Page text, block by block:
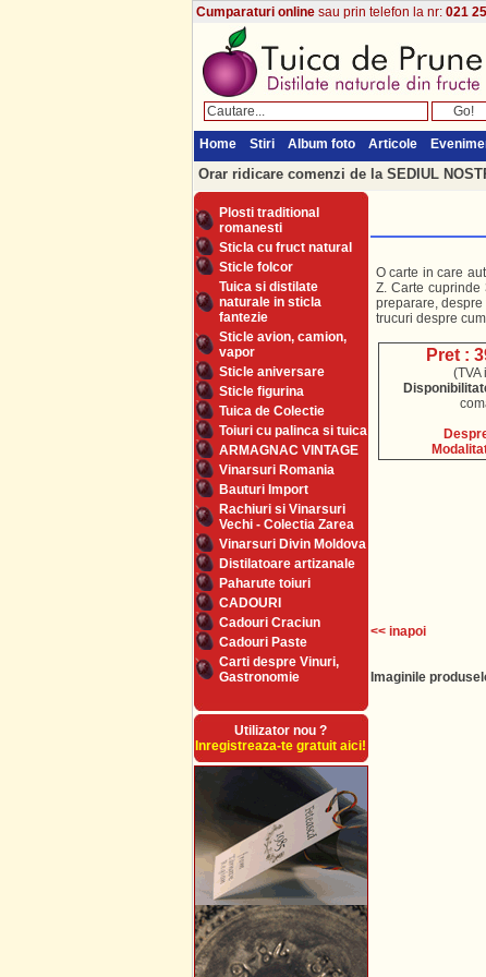
Cumparaturi onlinesau prin telefon la nr: 021
Home Stiri Album foto Articole
Orar ridicare comenzi de la SEDIUL
Plosti traditional
romanesti
Sticla cu fruct natural
Sticle folcor
Tuica si distilate
naturale in sticla
fantezie
Sticle avion, camion,
vapor
Sticle aniversare
Sticle figurina
Tuica de Colectie
Toiuri cu palinca si tuica
ARMAGNAC VINTAGE
Vinarsuri Romania
Bauturi Import
Rachiuri si Vinarsuri
Vechi - Colectia Zarea
Vinarsuri Divin Moldova
Distilatoare artizanale
Paharute toiuri
CADOURI
Cadouri Craciun
Cadouri Paste
Carti despre Vinuri,
Gastronomie
Utilizator nou ?
Inregistreaza-te gratuit aici!
O carte in care
Z. Carte
preparare,
trucuri despre
Pret :
(TVA
<< inapoi
Imaginile